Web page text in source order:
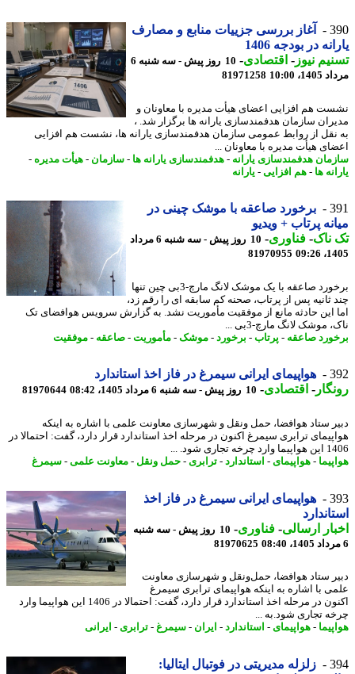
آغاز بررسی جزییات منابع و مصارف
در بودجه 1406
نیوز-اقتصادی-
10 روز پیش - سه شنبه 6
10:00
81971258
هم افزایی اعضای هیأت مدیره با معاونان و
سازمان هدفمندسازی یارانه ها برگزار شد. ،
از روابط عمومی سازمان هدفمندسازی یارانه ها، نشست هم افزایی
هیأت مدیره با معاونان ...
هدفمندسازی یارانه- هدفمندسازی یارانه ها - سازمان -هیأت مدیره-
ها - هم افزایی- یارانه
برخورد صاعقه با موشک چینی در
پرتاب + ویدیو
-فناوری-
10 روز پیش - سه شنبه 6 مرداد
81970955
برخورد صاعقه با یک موشک لانگ مارچ-3بی چین تنها
ثانیه پس از پرتاب، صحنه کم سابقه ای را رقم زد،
این حادثه مانع از موفقیت مأموریت نشد. به گزارش سرویس هوافضای تک
موشک لانگ مارچ-3بی ...
صاعقه-پرتاب -برخورد-موشک-مأموریت-صاعقه-موفقیت
هواپیمای ایرانی سیمرغ در فاز اخذ استاندارد
-اقتصادی-10 روز پیش - سه شنبه 6 مرداد 1405، 08:42 81970644
ستاد هوافضا، حمل ونقل و شهرسازی معاونت علمی با اشاره به اینکه
ترابری سیمرغ اکنون در مرحله اخذ استاندارد قرار دارد، گفت: احتمالا در
تجاری شود. ...
-هواپیمای-استاندارد- ترابری - حمل ونقل-معاونت علمی-سیمرغ
هواپیمای ایرانی سیمرغ در فاز اخذ
ارسالی-فناوری-
10 روز پیش - سه شنبه
81970625
ستاد هوافضا، حمل‌ونقل و شهرسازی معاونت
با اشاره به اینکه هواپیمای ترابری سیمرغ
اکنون در مرحله اخذ استاندارد قرار دارد، گفت: احتمالا در 1406 این هواپیما وارد
تجاری شود.به ...
-هواپیمای-استاندارد- ایران - سیمرغ-ترابری - ایرانی
زلزله مدیریتی در فوتبال ایتالیا: